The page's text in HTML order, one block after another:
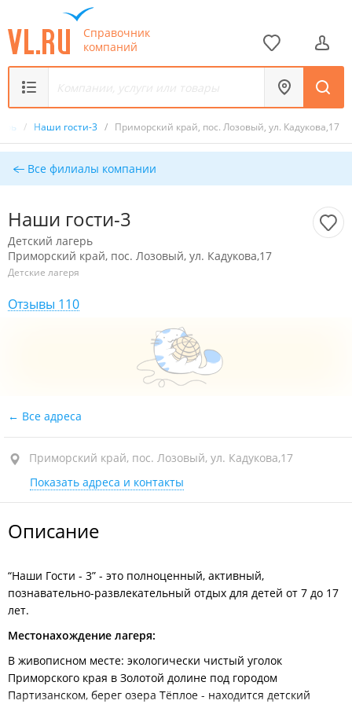
Справочник
компаний
/ Наши гости-3 / Приморский край, пос. Лозовый, ул. Кадукова,17
Все филиалы компании
Наши гости-3
Детский лагерь
Приморский край, пос. Лозовый, ул. Кадукова,17
Детские лагеря
Отзывы 110
Все адреса
Приморский край, пос. Лозовый, ул. Кадукова,17
Показать адреса и контакты
Описание
“Наши Гости - 3” - это полноценный, активный,
познавательно-развлекательный отдых для детей от 7 до 17
лет.
Местонахождение лагеря:
В живописном месте: экологически чистый уголок
Приморского края в Золотой долине под городом
Партизанском, берег озера Тёплое - находится детский